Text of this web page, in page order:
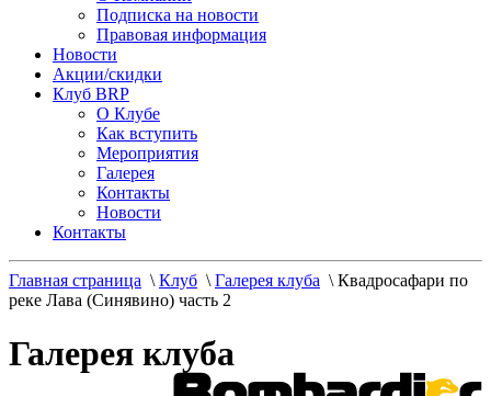
Подписка на новости
Правовая информация
Новости
Акции/скидки
Клуб BRP
О Клубе
Как вступить
Мероприятия
Галерея
Контакты
Новости
Контакты
Главная страница \ Клуб \ Галерея клуба \ Квадросафари по
реке Лава (Синявино) часть 2
Галерея клуба